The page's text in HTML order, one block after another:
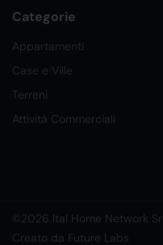
Categorie
Appartamenti
Case e Ville
Terreni
Attività Commerciali
©2026 Ital Home Network
Creato da Future Labs